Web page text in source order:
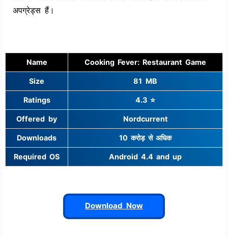
अपग्रेड्स हैं।
Name Cooking Fever: Restaurant Game
Size 81 MB
Ratings 4.3 ⭐
Offered by Nordcurrent
Downloads 10 करोड़ से अधिक
Required OS Android 4.4 and up
Download Now